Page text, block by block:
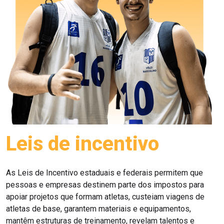
Leis de incentivo
As Leis de Incentivo estaduais e federais permitem que
pessoas e empresas destinem parte dos impostos para
apoiar projetos que formam atletas, custeiam viagens de
atletas de base, garantem materiais e equipamentos,
mantêm estruturas de treinamento, revelam talentos e